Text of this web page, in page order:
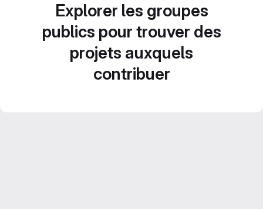
Explorer les groupes
publics pour trouver des
projets auxquels
contribuer